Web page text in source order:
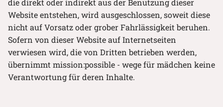
die direkt oder indirekt aus der Benutzung dieser
Website entstehen, wird ausgeschlossen, soweit diese
nicht auf Vorsatz oder grober Fahrlässigkeit beruhen.
Sofern von dieser Website auf Internetseiten
verwiesen wird, die von Dritten betrieben werden,
übernimmt mission:possible - wege für mädchen keine
Verantwortung für deren Inhalte.